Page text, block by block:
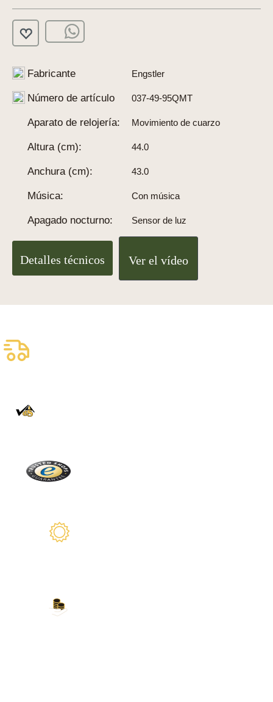
Fabricante Engstler
Número de artículo 037-49-95QMT
Aparato de relojería: Movimiento de cuarzo
Altura (cm): 44.0
Anchura (cm): 43.0
Música: Con música
Apagado nocturno: Sensor de luz
Detalles técnicos Ver el vídeo